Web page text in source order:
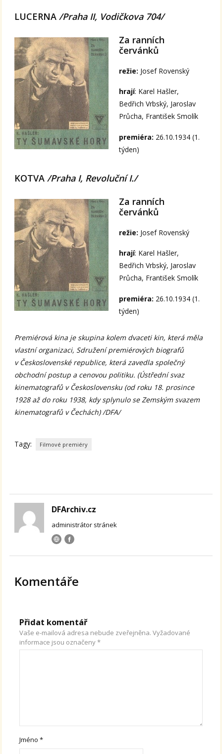
LUCERNA/Praha II, Vodičkova 704/
Za ranních
červánků
režie: Josef Rovenský
hrají: Karel Hašler,
Bedřich Vrbský, Jaroslav
Průcha, František Smolík
premiéra: 26.10.1934 (1.
týden)
KOTVA/Praha I, Revoluční I./
Za ranních
červánků
režie: Josef Rovenský
hrají: Karel Hašler,
Bedřich Vrbský, Jaroslav
Průcha, František Smolík
premiéra: 26.10.1934 (1.
týden)
Premiérová kina je skupina kolem dvaceti kin, která měla
vlastní organizaci, Sdružení premiérových biografů
v Československé republice, která zavedla společný
obchodní postup a cenovou politiku. (Ústřední svaz
kinematografů v Československu (od roku 18. prosince
1928 až do roku 1938, kdy splynulo se Zemským svazem
kinematografů v Čechách) /DFA/
Tagy: Filmové premiéry
DFArchiv.cz
administrátor stránek
Komentáře
Přidat komentář
Vaše e-mailová adresa nebude zveřejněna. Vyžadované
informace jsou označeny*
Jméno*